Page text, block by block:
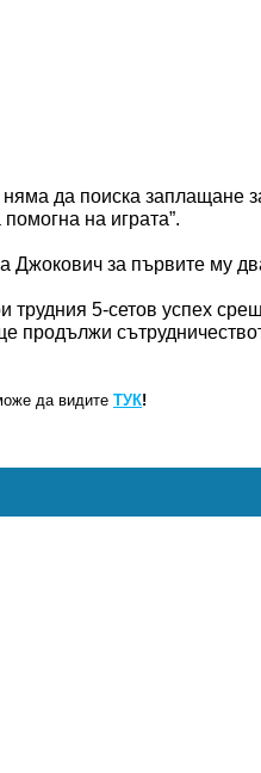
да поиска заплащане
на играта”.
за първите му
трудния 5-сетов успех
продължи
да видите ТУК!